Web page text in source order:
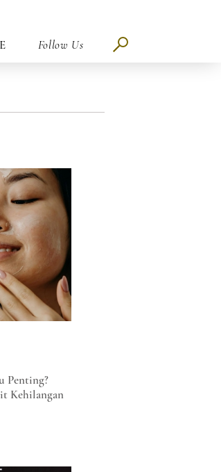
Follow Us
Penting?
Kehilangan